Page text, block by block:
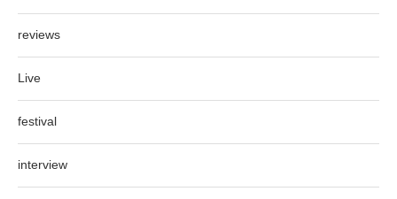
reviews
Live
festival
interview